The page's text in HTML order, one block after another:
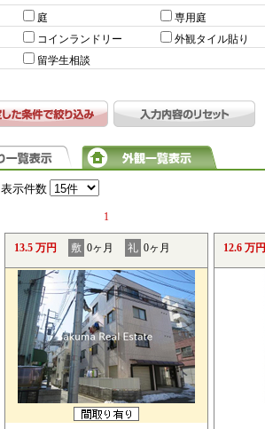
庭 専用庭
コインランドリー 外観タイル貼り
留学生相談
表示件数
1
13.5 万円 敷 0ヶ月 礼 0ヶ月 12.6 万円